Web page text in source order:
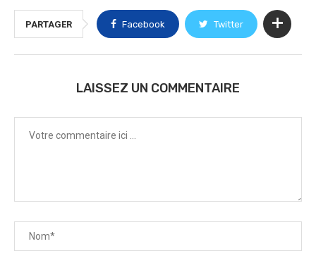
PARTAGER Facebook Twitter
LAISSEZ UN COMMENTAIRE